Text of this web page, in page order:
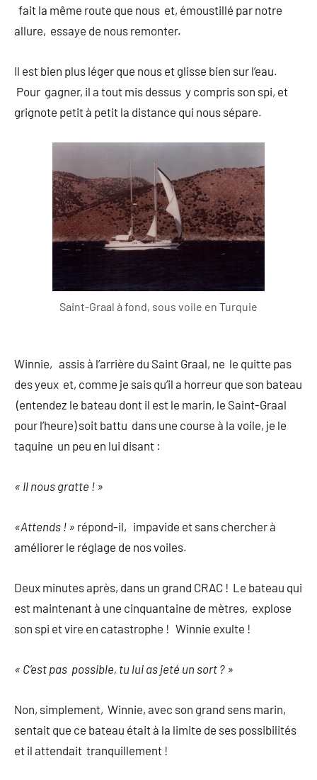
fait la même route que nous et, émoustillé par notre
allure, essaye de nous remonter.
Il est bien plus léger que nous et glisse bien sur l’eau.
Pour gagner, il a tout mis dessus y compris son spi, et
grignote petit à petit la distance qui nous sépare.
Saint-Graal à fond, sous voile en Turquie
Winnie, assis à l’arrière du Saint Graal, ne le quitte pas
des yeux et, comme je sais qu’il a horreur que son bateau
(entendez le bateau dont il est le marin, le Saint-Graal
pour l’heure) soit battu dans une course à la voile, je le
taquine un peu en lui disant :
« Il nous gratte ! »
«Attends ! » répond-il, impavide et sans chercher à
améliorer le réglage de nos voiles.
Deux minutes après, dans un grand CRAC ! Le bateau qui
est maintenant à une cinquantaine de mètres, explose
son spi et vire en catastrophe ! Winnie exulte !
« C’est pas possible, tu lui as jeté un sort ? »
Non, simplement, Winnie, avec son grand sens marin,
sentait que ce bateau était à la limite de ses possibilités
et il attendait tranquillement !